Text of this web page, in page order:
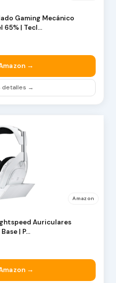
Gaming Mecánico
65% | Tecl…
→
detalles →
Amazon
Auriculares
| P…
→